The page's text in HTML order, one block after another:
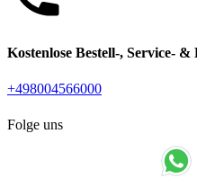
Kostenlose Bestell-, Service-
+498004566000
Folge uns